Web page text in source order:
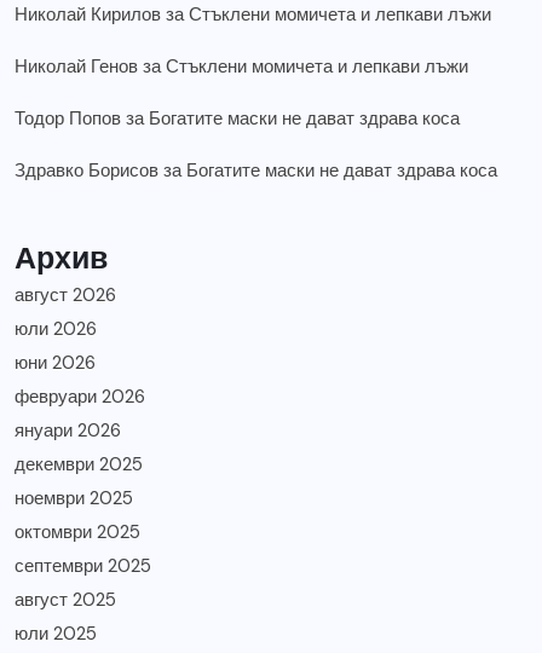
Николай Кирилов заСтъклени момичета и лепкави лъжи
Николай Генов заСтъклени момичета и лепкави лъжи
Тодор Попов за Богатите маски не дават здрава коса
Здравко Борисов за Богатите маски не дават здрава коса
Архив
август 2026
юли 2026
юни 2026
февруари 2026
януари 2026
декември 2025
ноември 2025
октомври 2025
септември 2025
август 2025
юли 2025